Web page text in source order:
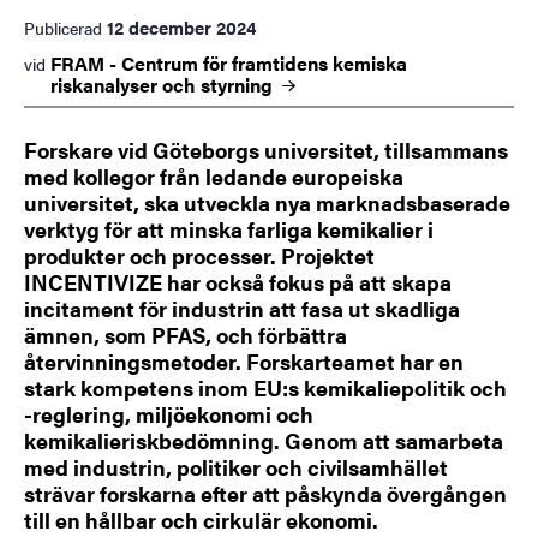
Publicerad 12 december 2024
vid FRAM - Centrum för framtidens kemiska
riskanalyser och styrning
Forskare vid Göteborgs universitet, tillsammans
med kollegor från ledande europeiska
universitet, ska utveckla nya marknadsbaserade
verktyg för att minska farliga kemikalier i
produkter och processer. Projektet
INCENTIVIZE har också fokus på att skapa
incitament för industrin att fasa ut skadliga
ämnen, som PFAS, och förbättra
återvinningsmetoder. Forskarteamet har en
stark kompetens inom EU:s kemikaliepolitik och
-reglering, miljöekonomi och
kemikalieriskbedömning. Genom att samarbeta
med industrin, politiker och civilsamhället
strävar forskarna efter att påskynda övergången
till en hållbar och cirkulär ekonomi.